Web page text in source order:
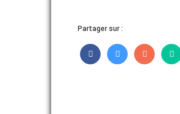
Partager sur :